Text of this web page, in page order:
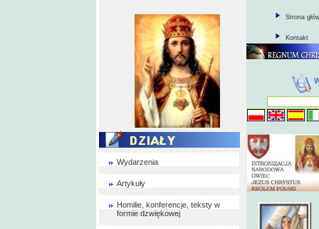
Wydarzenia
Artykuły
Homilie, konferencje, teksty w
formie dzwiękowej
Strona
Kontakt